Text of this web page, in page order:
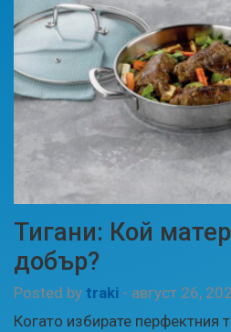
Тигани: Кой
добър?
Posted by traki - август 26,
Когато избирате перфектния